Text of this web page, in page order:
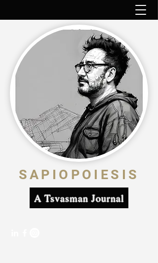
SAPIOPOIESIS
A Tsvasman Journal